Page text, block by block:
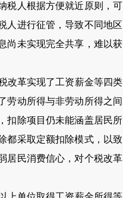
税人根据方便就近原则，可
人进行征管，导致不同地区
尚未实现完全共享，难以获
革实现了工资薪金等四类
劳动所得与非劳动所得之间
扣除项目仍未能涵盖居民所
都采取定额扣除模式，以致
居民消费信心，对个税改革